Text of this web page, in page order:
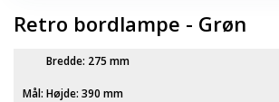
Retro bordlampe - Grøn
Mål:
Bredde: 275 mm
Højde: 390 mm